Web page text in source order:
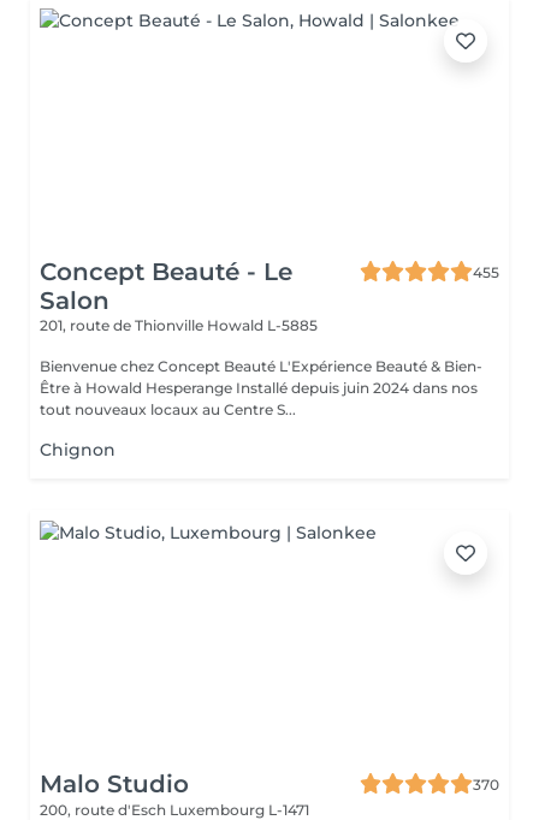
Concept Beauté - Le
Salon
455
201, route de Thionville Howald L-5885
Bienvenue chez Concept Beauté L'Expérience Beauté & Bien-
Être à Howald Hesperange Installé depuis juin 2024 dans nos
tout nouveaux locaux au Centre S...
Chignon
Malo Studio
370
200, route d'Esch Luxembourg L-1471